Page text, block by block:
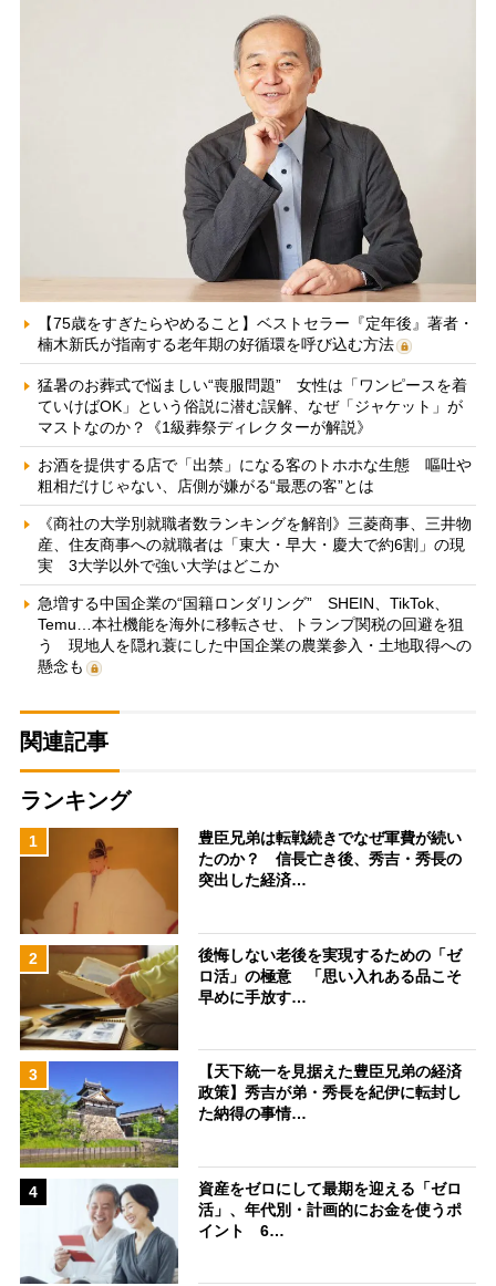
【75歳をすぎたらやめること】ベストセラー『定年後』著者・
楠木新氏が指南する老年期の好循環を呼び込む方法
猛暑のお葬式で悩ましい“喪服問題” 女性は「ワンピースを着
ていけばOK」という俗説に潜む誤解、なぜ「ジャケット」が
マストなのか？《1級葬祭ディレクターが解説》
お酒を提供する店で「出禁」になる客のトホホな生態 嘔吐や
粗相だけじゃない、店側が嫌がる“最悪の客”とは
《商社の大学別就職者数ランキングを解剖》三菱商事、三井物
産、住友商事への就職者は「東大・早大・慶大で約6割」の現
実 3大学以外で強い大学はどこか
急増する中国企業の“国籍ロンダリング” SHEIN、TikTok、
Temu…本社機能を海外に移転させ、トランプ関税の回避を狙
う 現地人を隠れ蓑にした中国企業の農業参入・土地取得への
懸念も
関連記事
ランキング
1
豊臣兄弟は転戦続きでなぜ軍費が続い
たのか？ 信長亡き後、秀吉・秀長の
突出した経済…
2
後悔しない老後を実現するための「ゼ
ロ活」の極意 「思い入れある品こそ
早めに手放す…
3
【天下統一を見据えた豊臣兄弟の経済
政策】秀吉が弟・秀長を紀伊に転封し
た納得の事情…
4
資産をゼロにして最期を迎える「ゼロ
活」、年代別・計画的にお金を使うポ
イント 6…